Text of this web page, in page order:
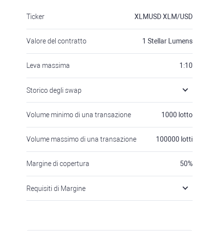
Ticker XLMUSDXLM/USD
Valore del contratto 1 Stellar Lumens
Leva massima 1:10
Storico degli swap
Volume minimo di una transazione 1000 lotto
Volume massimo di una transazione 100000 lotti
Margine di copertura 50%
Requisiti di Margine